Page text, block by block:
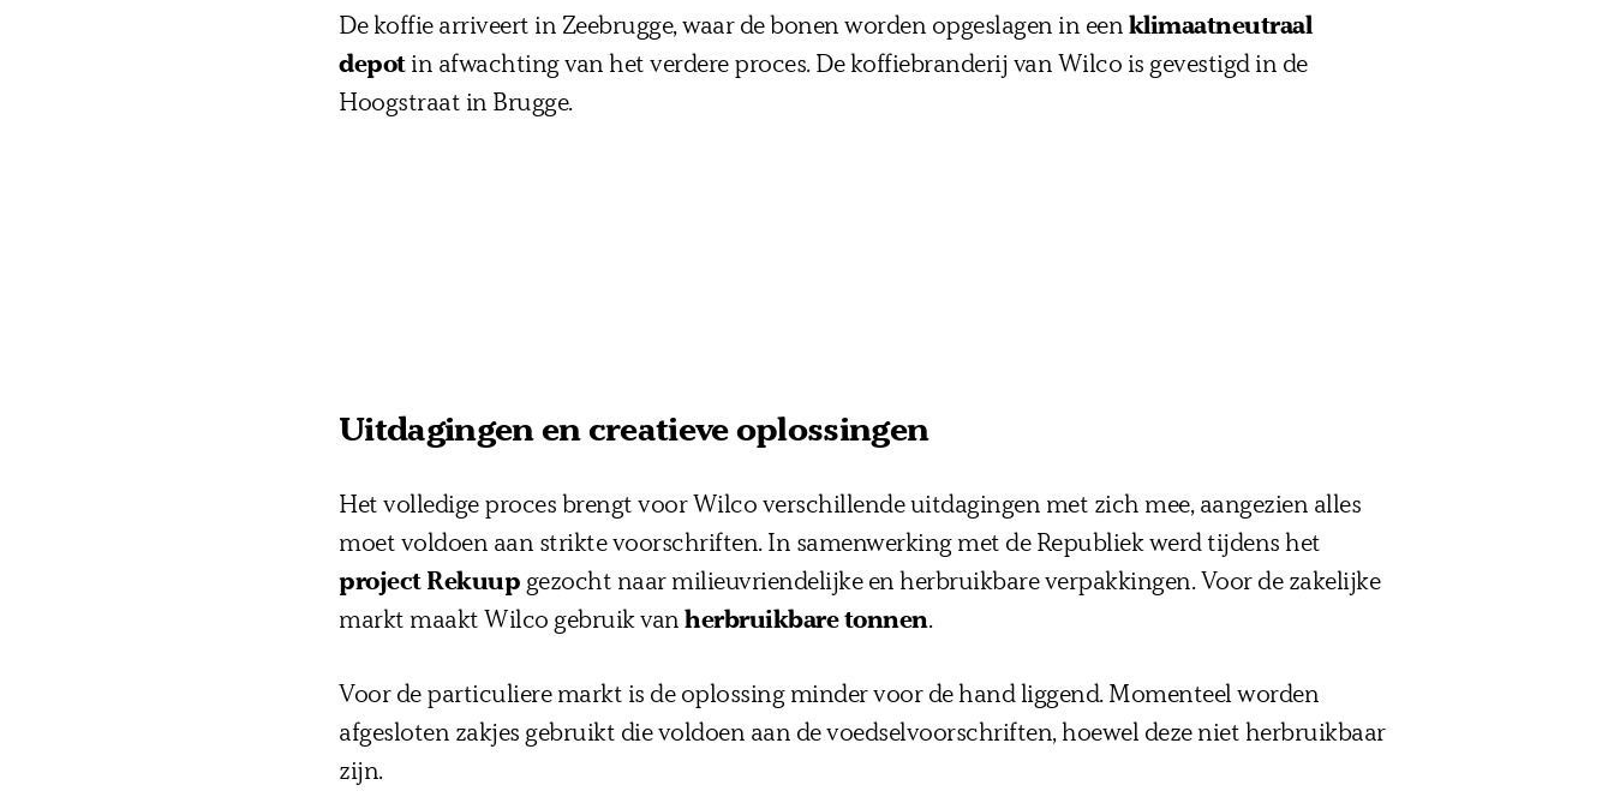
De koffie arriveert in Zeebrugge, waar de bonen worden opgeslagen in een klimaatneutraal
depotin afwachting van het verdere proces. De koffiebranderij van Wilco is gevestigd in de
Hoogstraat in Brugge.
Uitdagingen en creatieve oplossingen
Het volledige proces brengt voor Wilco verschillende uitdagingen met zich mee, aangezien alles
moet voldoen aan strikte voorschriften. In samenwerking met de Republiek werd tijdens het
project Rekuup gezocht naar milieuvriendelijke en herbruikbare verpakkingen. Voor de zakelijke
markt maakt Wilco gebruik van herbruikbare tonnen.
Voor de particuliere markt is de oplossing minder voor de hand liggend. Momenteel worden
afgesloten zakjes gebruikt die voldoen aan de voedselvoorschriften, hoewel deze niet herbruikbaar
zijn.